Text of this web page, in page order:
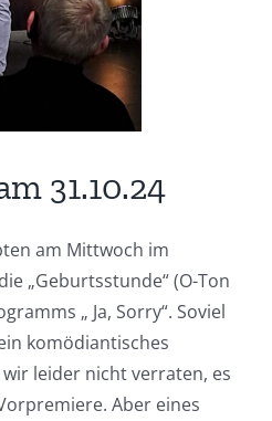
31.10.24
am Mittwoch im
„Geburtsstunde“ (O-Ton
„ Ja, Sorry“. Soviel
komödiantisches
leider nicht verraten, es
Aber eines